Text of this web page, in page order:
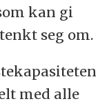
kan gi
seg om.
med alle